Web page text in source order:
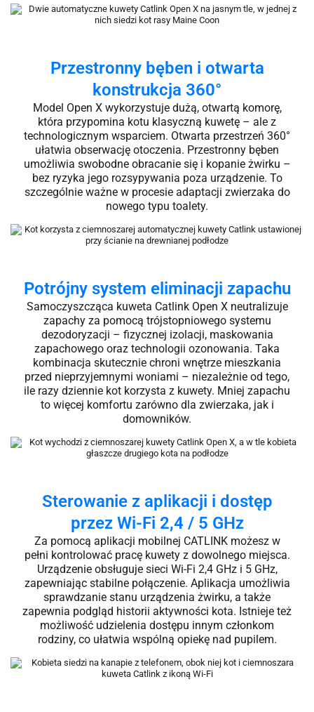
Przestronny bęben i otwarta
konstrukcja 360°
Model Open X wykorzystuje dużą, otwartą komorę,
która przypomina kotu klasyczną kuwetę – ale z
technologicznym wsparciem. Otwarta przestrzeń 360°
ułatwia obserwację otoczenia. Przestronny bęben
umożliwia swobodne obracanie się i kopanie żwirku –
bez ryzyka jego rozsypywania poza urządzenie. To
szczególnie ważne w procesie adaptacji zwierzaka do
nowego typu toalety.
Potrójny system eliminacji zapachu
Samoczyszcząca kuweta Catlink Open X neutralizuje
zapachy za pomocą trójstopniowego systemu
dezodoryzacji – fizycznej izolacji, maskowania
zapachowego oraz technologii ozonowania. Taka
kombinacja skutecznie chroni wnętrze mieszkania
przed nieprzyjemnymi woniami – niezależnie od tego,
ile razy dziennie kot korzysta z kuwety. Mniej zapachu
to więcej komfortu zarówno dla zwierzaka, jak i
domowników.
Sterowanie z aplikacji i dostęp
przez Wi-Fi 2,4 / 5 GHz
Za pomocą aplikacji mobilnej CATLINK możesz w
pełni kontrolować pracę kuwety z dowolnego miejsca.
Urządzenie obsługuje sieci Wi-Fi 2,4 GHz i 5 GHz,
zapewniając stabilne połączenie. Aplikacja umożliwia
sprawdzanie stanu urządzenia żwirku, a także
zapewnia podgląd historii aktywności kota. Istnieje też
możliwość udzielenia dostępu innym członkom
rodziny, co ułatwia wspólną opiekę nad pupilem.